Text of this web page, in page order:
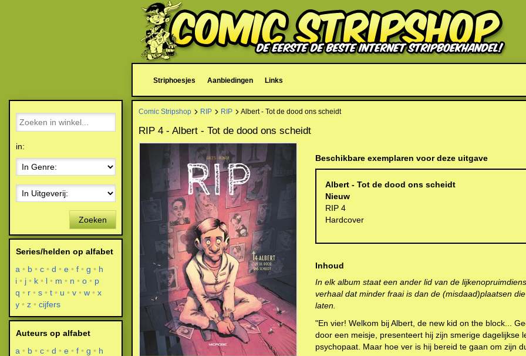
Striphoesjes Aanbiedingen Links
Comic Stripshop RIP RIP Albert - Tot de dood ons scheidt
RIP 4 - Albert - Tot de dood ons scheidt
Beschikbare exemplaren voor deze uitgave
Albert - Tot de dood ons scheidt
Nieuw
RIP 4
Hardcover
Inhoud
In elk album staat een ander lid van de
verhaal dat minder fraai is dan de (misdaad)plaatsen
laten.
"En vier! Welkom bij Albert, de new kid on the block...
door een meisje, presenteert hij zijn smerige dagelijkse
psychopaat. Maar hoe ver is hij bereid te gaan om zijn
in:
Zoeken
Series/helden op alfabet
a
b c d e f g
h
i
j k l m n o
p
q
r s t u v w
x
y
z cijfers
Auteurs op alfabet
a
b c d e f g
h